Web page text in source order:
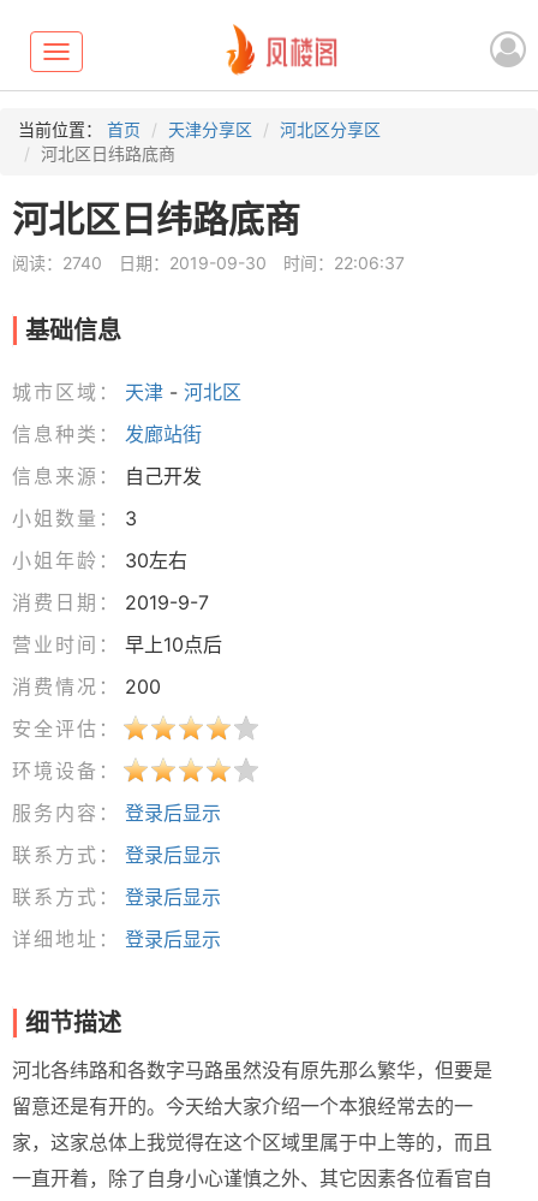
Toggle
navigation
当前位置： 首页 天津分享区
河北区分享区
河北区日纬路底商
河北区日纬路底商
阅读：2740 日期：2019-09-30 时间：22:06:37
基础信息
城市区域： 天津 - 河北区
信息种类：
发廊站街
信息来源：
自己开发
小姐数量：
3
小姐年龄：
30左右
消费日期：
2019-9-7
营业时间：
早上10点后
消费情况：
200
安全评估：
环境设备：
服务内容：
登录后显示
联系方式：
登录后显示
联系方式：
登录后显示
详细地址：
登录后显示
细节描述
河北各纬路和各数字马路虽然没有原先那么繁华，但要是
留意还是有开的。今天给大家介绍一个本狼经常去的一
家，这家总体上我觉得在这个区域里属于中上等的，而且
一直开着，除了自身小心谨慎之外、其它因素各位看官自